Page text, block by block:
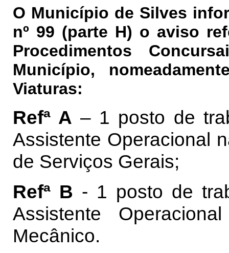
O Município de Silves
nº 99 (parte H) o aviso
Procedimentos
Município,
Viaturas:
Refª A – 1 posto de
Assistente Operacional
de Serviços Gerais;
Refª B - 1 posto de
Assistente
Mecânico.